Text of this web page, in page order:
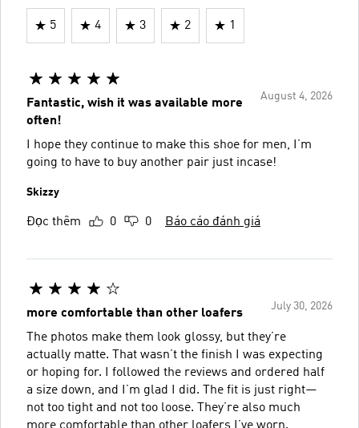
5 4 3 2 1
August 4, 2026
Fantastic, wish it was available more
often!
I hope they continue to make this shoe for men, I’m
going to have to buy another pair just incase!
Skizzy
Đọc thêm 0 0 Báo cáo đánh giá
July 30, 2026
more comfortable than other loafers
The photos make them look glossy, but they’re
actually matte. That wasn’t the finish I was expecting
or hoping for. I followed the reviews and ordered half
a size down, and I’m glad I did. The fit is just right—
not too tight and not too loose. They’re also much